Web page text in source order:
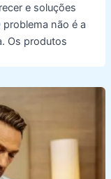
e soluções
não é a
Os produtos